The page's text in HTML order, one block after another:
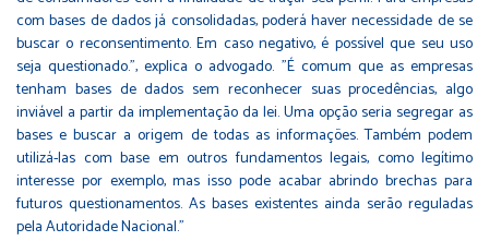
com bases de dados já consolidadas, poderá haver necessidade de se
buscar o reconsentimento. Em caso negativo, é possível que seu uso
seja questionado.", explica o advogado. "É comum que as empresas
tenham bases de dados sem reconhecer suas procedências, algo
inviável a partir da implementação da lei. Uma opção seria segregar as
bases e buscar a origem de todas as informações. Também podem
utilizá-las com base em outros fundamentos legais, como legítimo
interesse por exemplo, mas isso pode acabar abrindo brechas para
futuros questionamentos. As bases existentes ainda serão reguladas
pela Autoridade Nacional."